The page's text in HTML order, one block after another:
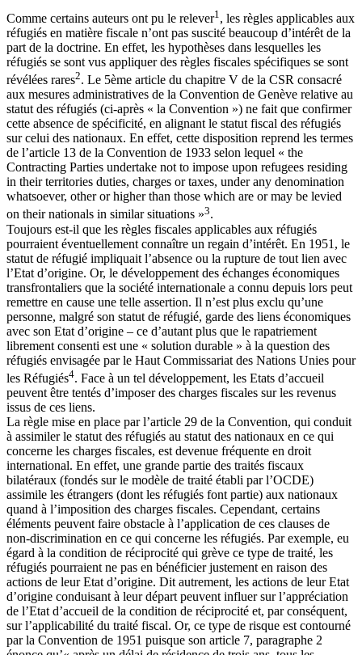
Comme certains auteurs ont pu le relever1 , les règles applicables aux
réfugiés en matière fiscale n’ont pas suscité beaucoup d’intérêt de la
part de la doctrine. En effet, les hypothèses dans lesquelles les
réfugiés se sont vus appliquer des règles fiscales spécifiques se sont
révélées rares2. Le 5ème article du chapitre V de la CSR consacré
aux mesures administratives de la Convention de Genève relative au
statut des réfugiés (ci-après « la Convention ») ne fait que confirmer
cette absence de spécificité, en alignant le statut fiscal des réfugiés
sur celui des nationaux. En effet, cette disposition reprend les termes
de l’article 13 de la Convention de 1933 selon lequel « the
Contracting Parties undertake not to impose upon refugees residing
in their territories duties, charges or taxes, under any denomination
whatsoever, other or higher than those which are or may be levied
on their nationals in similar situations »3.
Toujours est-il que les règles fiscales applicables aux réfugiés
pourraient éventuellement connaître un regain d’intérêt. En 1951, le
statut de réfugié impliquait l’absence ou la rupture de tout lien avec
l’Etat d’origine. Or, le développement des échanges économiques
transfrontaliers que la société internationale a connu depuis lors peut
remettre en cause une telle assertion. Il n’est plus exclu qu’une
personne, malgré son statut de réfugié, garde des liens économiques
avec son Etat d’origine – ce d’autant plus que le rapatriement
librement consenti est une « solution durable » à la question des
réfugiés envisagée par le Haut Commissariat des Nations Unies pour
les Réfugiés4. Face à un tel développement, les Etats d’accueil
peuvent être tentés d’imposer des charges fiscales sur les revenus
issus de ces liens.
La règle mise en place par l’article 29 de la Convention, qui conduit
à assimiler le statut des réfugiés au statut des nationaux en ce qui
concerne les charges fiscales, est devenue fréquente en droit
international. En effet, une grande partie des traités fiscaux
bilatéraux (fondés sur le modèle de traité établi par l’OCDE)
assimile les étrangers (dont les réfugiés font partie) aux nationaux
quand à l’imposition des charges fiscales. Cependant, certains
éléments peuvent faire obstacle à l’application de ces clauses de
non-discrimination en ce qui concerne les réfugiés. Par exemple, eu
égard à la condition de réciprocité qui grève ce type de traité, les
réfugiés pourraient ne pas en bénéficier justement en raison des
actions de leur Etat d’origine. Dit autrement, les actions de leur Etat
d’origine conduisant à leur départ peuvent influer sur l’appréciation
de l’Etat d’accueil de la condition de réciprocité et, par conséquent,
sur l’applicabilité du traité fiscal. Or, ce type de risque est contourné
par la Convention de 1951 puisque son article 7, paragraphe 2